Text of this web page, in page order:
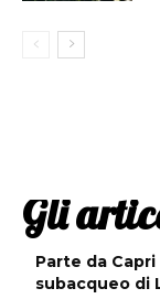
Gli
Parte da
subacqueo di